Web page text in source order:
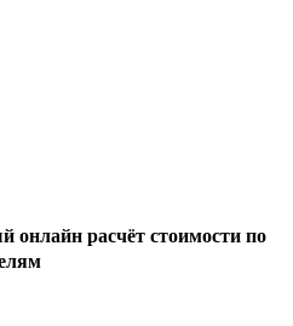
онлайн расчёт стоимости по